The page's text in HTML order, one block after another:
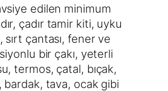
edilen minimum
çadır tamir kiti, uyku
çantası, fener ve
bir çakı, yeterli
termos, çatal, bıçak,
bardak, tava, ocak gibi